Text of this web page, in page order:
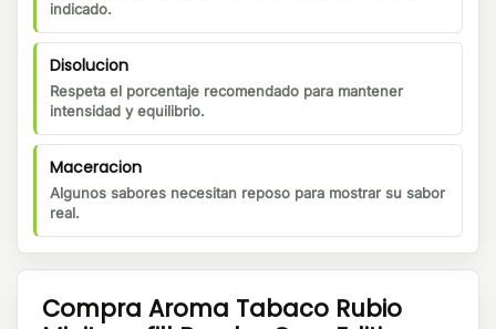
indicado.
Disolucion
Respeta el porcentaje recomendado para mantener
intensidad y equilibrio.
Maceracion
Algunos sabores necesitan reposo para mostrar su sabor
real.
Compra Aroma Tabaco Rubio